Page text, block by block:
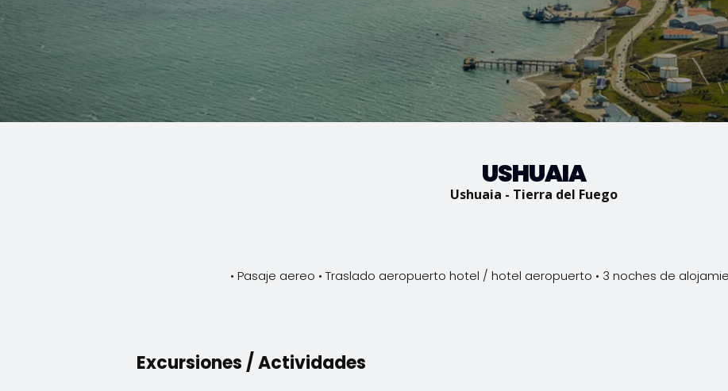
USHUAIA
Ushuaia - Tierra del Fuego
• Pasaje aereo • Traslado aeropuerto hotel / hotel aeropuerto • 3 noches de
Excursiones / Actividades